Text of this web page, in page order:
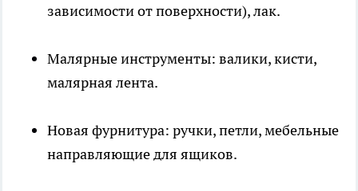
зависимости от поверхности), лак.
Малярные инструменты: валики, кисти,
малярная лента.
Новая фурнитура: ручки, петли, мебельные
направляющие для ящиков.